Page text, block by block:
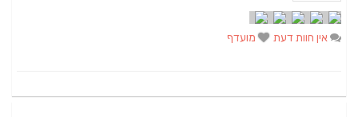
אין חוות דעת מועדף